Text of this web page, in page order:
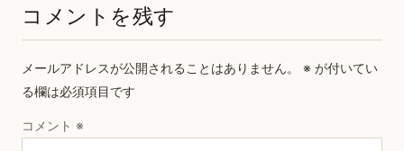
コメントを残す
メールアドレスが公開されることはありません。 ※ が付いてい
る欄は必須項目です
コメント ※